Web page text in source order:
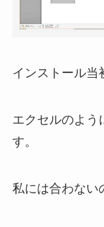
インストール当
エクセルのよう
す。
私には合わない